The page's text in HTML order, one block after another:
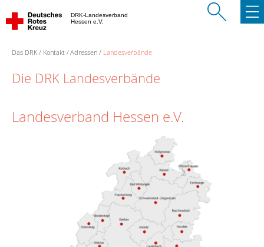
DRK-Landesverband
Hessen e.V.
Das DRK Kontakt Adressen Landesverbände
Die DRK Landesverbände
Landesverband Hessen e.V.